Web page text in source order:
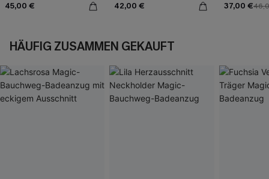
45,00 € 42,00 € 37,00 €
HÄUFIG ZUSAMMEN GEKAUFT